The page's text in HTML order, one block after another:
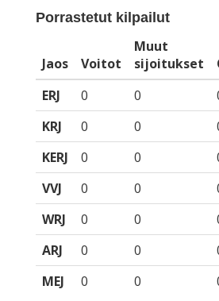
Porrastetut kilpailut
Jaos Voitot
Muut
sijoitukset
ERJ
0 0
KRJ
0 0
KERJ
0 0
VVJ
0 0
WRJ
0 0
ARJ
0 0
MEJ
0 0